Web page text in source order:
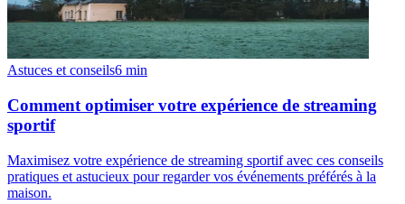
Astuces et conseils6 min
Comment optimiser votre expérience de streaming
sportif
Maximisez votre expérience de streaming sportif avec ces conseils
pratiques et astucieux pour regarder vos événements préférés à la
maison.